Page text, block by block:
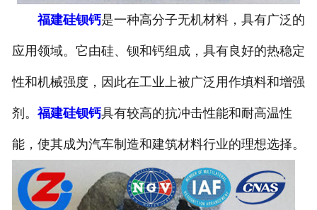
福建硅钡钙是一种高分子无机材料，具有广泛的
应用领域。它由硅、钡和钙组成，具有良好的热稳定
性和机械强度，因此在工业上被广泛用作填料和增强
剂。 福建硅钡钙具有较高的抗冲击性能和耐高温性
能，使其成为汽车制造和建筑材料行业的理想选择。